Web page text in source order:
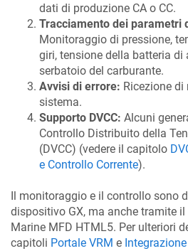
dati di produzione CA o CC.
Tracciamento dei parametri
Monitoraggio di pressione,
giri, tensione della batteria di
serbatoio del carburante.
Avvisi di errore: Ricezione
sistema.
Supporto DVCC: Alcuni
Controllo Distribuito della
(DVCC) (vedere il capitolo
e Controllo Corrente).
Il monitoraggio e il controllo sono
dispositivo GX, ma anche tramite
Marine MFD HTML5. Per ulteriori
capitoli Portale VRM e